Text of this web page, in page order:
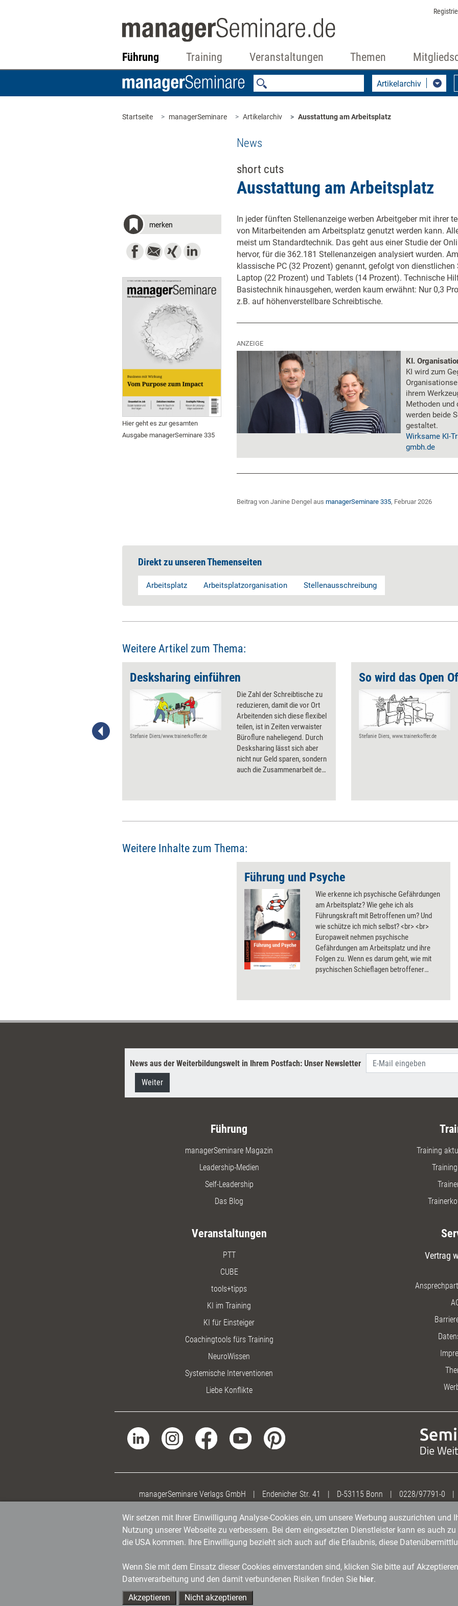
Führung Training Veranstaltungen Themen
Artikelarchiv
Startseite managerSeminare Artikelarchiv Ausstattung am Arbeitsplatz
News
short cuts
Ausstattung am Arbeitsplatz
merken
Hier geht es zur gesamten
Ausgabe managerSeminare 335
In jeder fünften Stellenanzeige werben Arbeitgeber mit ihrer
von Mitarbeitenden am Arbeitsplatz genutzt werden kann.
meist um Standardtechnik. Das geht aus einer Studie der
hervor, für die 362.181 Stellenanzeigen analysiert wurden.
klassische PC (32 Prozent) genannt, gefolgt von
Laptop (22 Prozent) und Tablets (14 Prozent). Technische
Basistechnik hinausgehen, werden kaum erwähnt: Nur 0,3
z.B. auf höhenverstellbare Schreibtische.
ANZEIGE
KI.
KI wird zum
ihrem
Methoden und
werden beide
gestaltet.
Wirksame KI-
gmbh.de
Beitrag von Janine Dengel aus managerSeminare 335, Februar 2026
Direkt zu unseren Themenseiten
Arbeitsplatz Arbeitsplatzorganisation Stellenausschreibung
Weitere Artikel zum Thema:
Blutzuckerspiegel. Es gibt aber
Desksharing einführen
Stefanie Diers/www.trainerkoffer.de
Die Zahl der Schreibtische zu
reduzieren, damit die vor Ort
Arbeitenden sich diese flexibel
teilen, ist in Zeiten verwaister
Büroflure naheliegend. Durch
Desksharing lässt sich aber
nicht nur Geld sparen, sondern
auch die Zusammenarbeit der
wird. Die folgende Checkliste
Stefanie Diers, www.trainerkoffer.de
Weitere Inhalte zum Thema:
Führung und Psyche
Wie erkenne ich psychische Gefährdungen
am Arbeitsplatz? Wie gehe ich als
Führungskraft mit Betroffenen um? Und
wie schütze ich mich selbst? <br> <br>
Europaweit nehmen psychische
Gefährdungen am Arbeitsplatz und ihre
Folgen zu. Wenn es darum geht, wie mit
psychischen Schieflagen betroffener
alleingelassen. Das kann auch für die
Folgen haben. Dieses Buch beantwortet
37 digitaler Handouts, um die Inhalte nah
am eigenen Arbeitsalltag zu vertiefen.
News aus der Weiterbildungswelt in Ihrem Postfach: Unser Newsletter
Weiter
Führung
managerSeminare Magazin
Leadership-Medien
Self-Leadership
Das Blog
Training
Veranstaltungen
PTT
CUBE
tools+tipps
KI im Training
KI für Einsteiger
Coachingtools fürs Training
NeuroWissen
Systemische Interventionen
Liebe Konflikte
Vertrag
managerSeminare Verlags GmbH | Endenicher Str. 41 | D-53115 Bonn | 0228/97791-0 |
Wir setzen mit Ihrer Einwilligung Analyse-Cookies ein, um unsere Werbung auszurichten und
Nutzung unserer Webseite zu verbessern. Bei dem eingesetzten Dienstleister kann es auch
die USA kommen. Ihre Einwilligung bezieht sich auch auf die Erlaubnis, diese
Wenn Sie mit dem Einsatz dieser Cookies einverstanden sind, klicken Sie bitte auf
Datenverarbeitung und den damit verbundenen Risiken finden Sie hier.
Akzeptieren
Nicht akzeptieren